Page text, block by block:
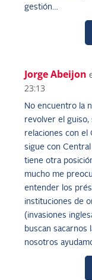
gestión…
Jorge Abeijon
23:13
No encuentro la
revolver el guiso,
relaciones con el
sigue con
tiene otra
mucho me
entender los
instituciones de
(invasiones
buscan sacarnos
nosotros